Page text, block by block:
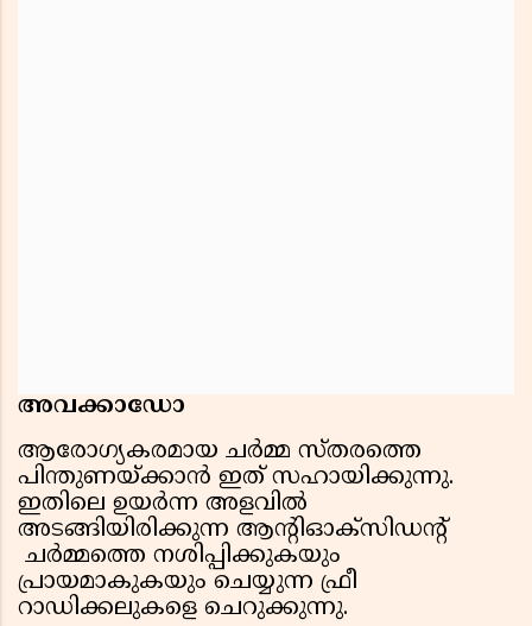
അവക്കാഡോ
ആരോഗ്യകരമായ ചര്‍മ്മ സ്തരത്തെ
പിന്തുണയ്ക്കാന്‍ ഇത് സഹായിക്കുന്നു.
ഇതിലെ ഉയര്‍ന്ന അളവില്‍
അടങ്ങിയിരിക്കുന്ന ആന്റിഓക്സിഡന്റ്
ചര്‍മ്മത്തെ നശിപ്പിക്കുകയും
പ്രായമാകുകയും ചെയ്യുന്ന ഫ്രീ
റാഡിക്കലുകളെ ചെറുക്കുന്നു.